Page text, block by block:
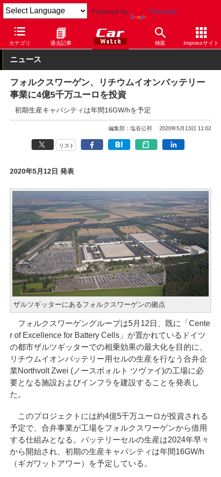
Powered by Translate
カテゴリ 過去記事 検索 Impressサイト
Car Watch 自動車 フォルクスワーゲン その他
ニュース
フォルクスワーゲン、リチウムイオンバッテリー
事業に4億5千万ユーロを投資
初期生産キャパシティは年間16GW/hを予定
編集部：塩谷公邦 2020年5月13日 11:02
リスト
2020年5月12日 発表
ザルツギッターにあるフォルクスワーゲンの拠点
フォルクスワーゲングループは5月12日、既に「Cente
r of Excellence for Battery Cells」が置かれているドイツ
の都市ザルツギッターでの相乗効果の最大化を目的に、
リチウムイオンバッテリー用セルの生産を行なう合弁企
業Northvolt Zwei (ノースボォルト ツヴァイ)の工場に必
要となる施設およびインフラを建設することを発表し
た。
このプロジェクトには約4億5千万ユーロが投資される
予定で、合弁事業が工場をフォルクスワーゲンから借用
する仕組みとなる。バッテリーセルの生産は2024年早々
から開始され、初期の生産キャパシティは年間16GW/h
（ギガワットアワー）を予定している。